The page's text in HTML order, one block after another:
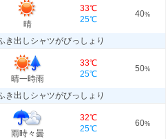
晴
33℃
25℃
40%
き出しシャツがびっしょり
晴一時雨
33℃
25℃
50%
き出しシャツがびっしょり
雨時々曇
32℃
25℃
60%